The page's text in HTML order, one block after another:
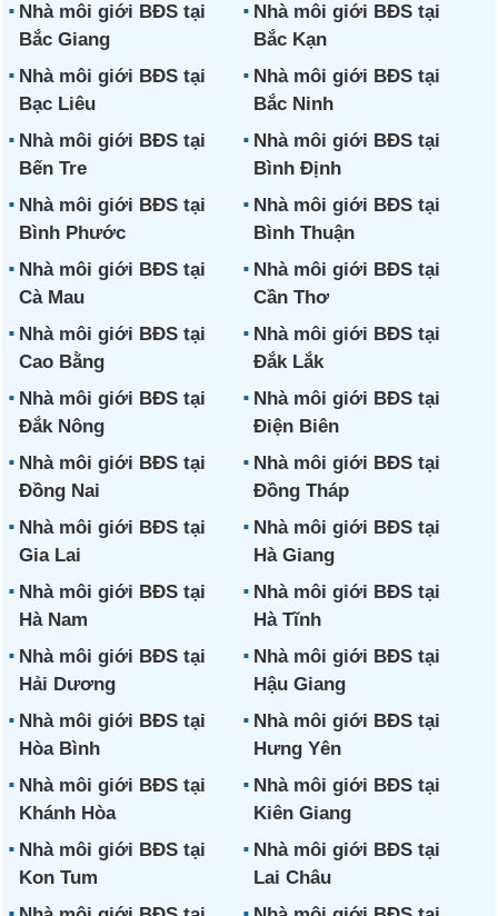
Nhà môi giới BĐS tại
Bắc Giang
Nhà môi giới BĐS tại
Bắc Kạn
Nhà môi giới BĐS tại
Bạc Liêu
Nhà môi giới BĐS tại
Bắc Ninh
Nhà môi giới BĐS tại
Bến Tre
Nhà môi giới BĐS tại
Bình Định
Nhà môi giới BĐS tại
Bình Phước
Nhà môi giới BĐS tại
Bình Thuận
Nhà môi giới BĐS tại
Cà Mau
Nhà môi giới BĐS tại
Cần Thơ
Nhà môi giới BĐS tại
Cao Bằng
Nhà môi giới BĐS tại
Đắk Lắk
Nhà môi giới BĐS tại
Đắk Nông
Nhà môi giới BĐS tại
Điện Biên
Nhà môi giới BĐS tại
Đồng Nai
Nhà môi giới BĐS tại
Đồng Tháp
Nhà môi giới BĐS tại
Gia Lai
Nhà môi giới BĐS tại
Hà Giang
Nhà môi giới BĐS tại
Hà Nam
Nhà môi giới BĐS tại
Hà Tĩnh
Nhà môi giới BĐS tại
Hải Dương
Nhà môi giới BĐS tại
Hậu Giang
Nhà môi giới BĐS tại
Hòa Bình
Nhà môi giới BĐS tại
Hưng Yên
Nhà môi giới BĐS tại
Khánh Hòa
Nhà môi giới BĐS tại
Kiên Giang
Nhà môi giới BĐS tại
Kon Tum
Nhà môi giới BĐS tại
Lai Châu